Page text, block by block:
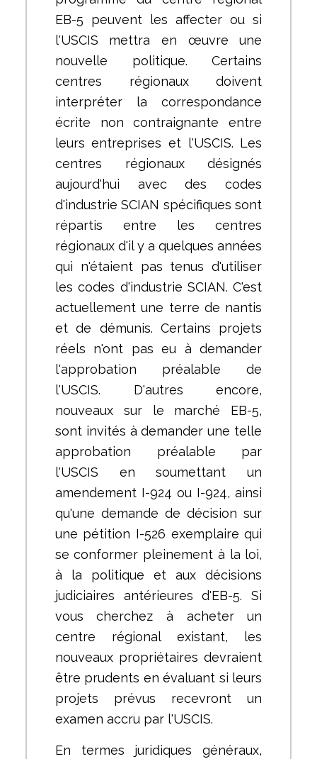
EB-5 peuvent les affecter ou si
l'USCIS mettra en œuvre une
nouvelle politique. Certains
centres régionaux doivent
interpréter la correspondance
écrite non contraignante entre
leurs entreprises et l'USCIS. Les
centres régionaux désignés
aujourd'hui avec des codes
d'industrie SCIAN spécifiques sont
répartis entre les centres
régionaux d'il y a quelques années
qui n'étaient pas tenus d'utiliser
les codes d'industrie SCIAN. C'est
actuellement une terre de nantis
et de démunis. Certains projets
réels n'ont pas eu à demander
l'approbation préalable de
l'USCIS. D'autres encore,
nouveaux sur le marché EB-5,
sont invités à demander une telle
approbation préalable par
l'USCIS en soumettant un
amendement I-924 ou I-924, ainsi
qu'une demande de décision sur
une pétition I-526 exemplaire qui
se conformer pleinement à la loi,
à la politique et aux décisions
judiciaires antérieures d'EB-5. Si
vous cherchez à acheter un
centre régional existant, les
nouveaux propriétaires devraient
être prudents en évaluant si leurs
projets prévus recevront un
examen accru par l'USCIS.
En termes juridiques généraux,